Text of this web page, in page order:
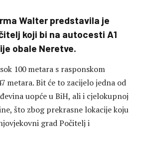
Walter predstavila je
koji bi na autocesti A1
obale Neretve.
100 metara s rasponskom
metara. Bit će to zacijelo jedna od
uopće u BiH, ali i cjelokupnoj
što zbog prekrasne lokacije koju
grad Počitelj i